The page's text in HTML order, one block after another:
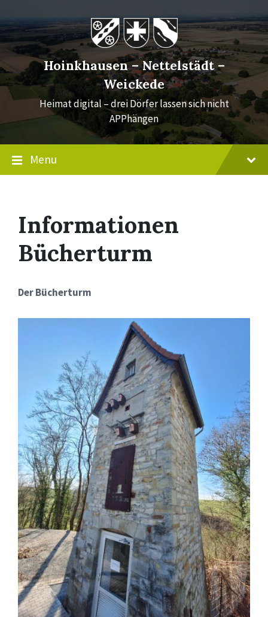
content
main
navigation
footer
Hoinkhausen – Nettelstädt –
Weickede
Heimat digital – drei Dörfer lassen sich nicht
APPhängen
Menu
Informationen
Bücherturm
Der Bücherturm